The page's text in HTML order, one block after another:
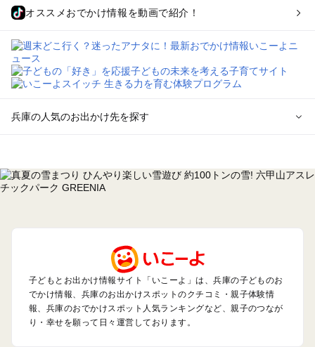
オススメおでかけ情報を動画で紹介！
兵庫の人気のお出かけ先を探す
を探す
神戸・有馬・六甲山・西宮・明石のプールお出かけ
淡路島のプールお出かけ
城崎・豊岡・竹野のプールお出かけ
神鍋・養父・和田山・鉢伏のプールお出かけ
香住・湯村・浜坂のプールお出かけ
兵庫の定番お出かけスポット
子どもとお出かけ情報サイト「いこーよ」は、兵庫の子どものお
でかけ情報、兵庫のお出かけスポットのクチコミ・親子体験情
報、兵庫のおでかけスポット人気ランキングなど、親子のつなが
り・幸せを願って日々運営しております。